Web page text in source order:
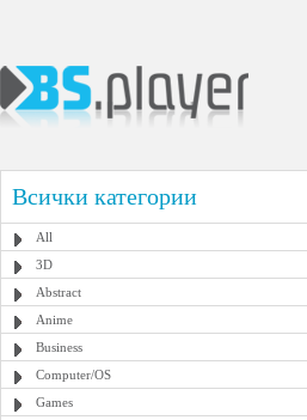
Всички категории
All
3D
Abstract
Anime
Business
Computer/OS
Games